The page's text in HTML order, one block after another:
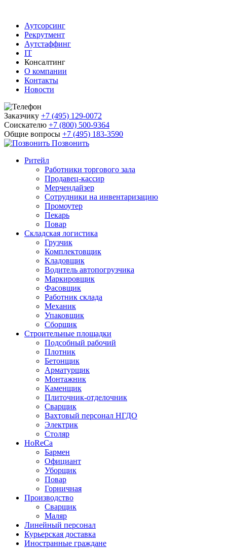
Аутсорсинг
Рекрутмент
Аутстаффинг
IT
Консалтинг
О компании
Контакты
Новости
Заказчику +7 (495) 129-0072
Соискателю +7 (800) 500-9364
Общие вопросы +7 (495) 183-3590
Позвонить
Ритейл
Работники торгового зала
Продавец-кассир
Мерчендайзер
Сотрудники на инвентаризацию
Промоутер
Пекарь
Повар
Складская логистика
Грузчик
Комплектовщик
Кладовщик
Водитель автопогрузчика
Маркировщик
Фасовщик
Работник склада
Механик
Упаковщик
Сборщик
Строительные площадки
Подсобный рабочий
Плотник
Бетонщик
Арматурщик
Монтажник
Каменщик
Плиточник-отделочник
Сварщик
Вахтовый персонал НГДО
Электрик
Столяр
HoReCa
Бармен
Официант
Уборщик
Повар
Горничная
Производство
Сварщик
Маляр
Линейный персонал
Курьерская доставка
Иностранные граждане